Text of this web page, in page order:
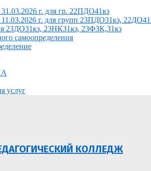
31.03.2026 г. для гр. 22ПДО41кз
11.03.2026 г. для групп 23ПДО31кз,
23ДО31кз, 23НК31кз, 23ФЗК,31кз
самоопределения
услуг
КОЛЛЕДЖ